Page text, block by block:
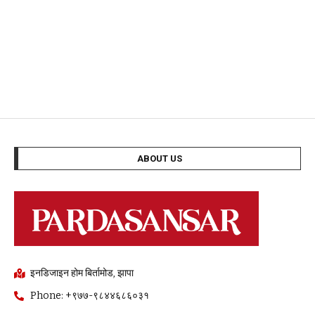
ABOUT US
इनडिजाइन होम बिर्तामोड, झापा
Phone: +९७७-९८४४६८६०३१